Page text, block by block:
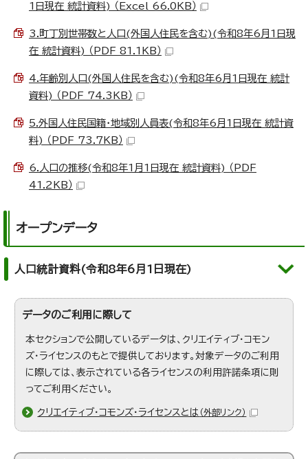
1日現在 統計資料) （Excel 66.0KB）
3.町丁別世帯数と人口(外国人住民を含む)(令和8年6月1日現
在 統計資料) （PDF 81.1KB）
4.年齢別人口(外国人住民を含む)(令和8年6月1日現在 統計
資料) （PDF 74.3KB）
5.外国人住民国籍・地域別人員表(令和8年6月1日現在 統計資
料) （PDF 73.7KB）
6.人口の推移(令和8年1月1日現在 統計資料) （PDF
41.2KB）
オープンデータ
人口統計資料(令和8年6月1日現在)
データのご利用に際して
本セクションで公開しているデータは、クリエイティブ・コモン
ズ・ライセンスのもとで提供しております。対象データのご利用
に際しては、表示されている各ライセンスの利用許諾条項に則
ってご利用ください。
クリエイティブ・コモンズ・ライセンスとは （外部リンク）